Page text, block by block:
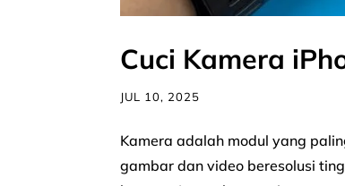
Cuci Kamera
JUL 10, 2025
Kamera adalah modul yang
gambar dan video beresolusi